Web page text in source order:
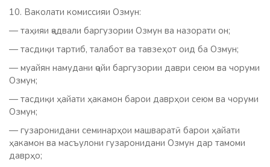
10. Ваколати комиссияи Озмун:
— таҳияи ҷадвали баргузории Озмун ва назорати он;
— тасдиқи тартиб, талабот ва тавзеҳот оид ба Озмун;
— муайян намудани ҷойи баргузории даври сеюм ва чоруми
Озмун;
— тасдиқи ҳайати ҳакамон барои даврҳои сеюм ва чоруми
Озмун;
— гузаронидани семинарҳои машваратӣ барои ҳайати
ҳакамон ва масъулони гузаронидани Озмун дар тамоми
даврҳо;